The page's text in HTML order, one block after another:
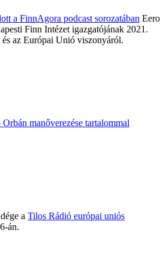
a FinnAgora podcast sorozatában Eero
Finn Intézet igazgatójának 2021.
az Európai Unió viszonyáról.
Orbán manőverezése tartalommal
a Tilos Rádió európai uniós
án.